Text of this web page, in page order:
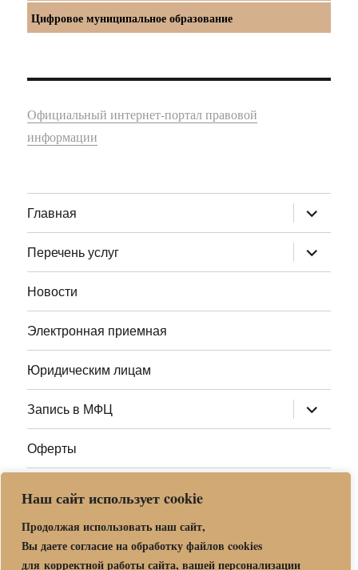
Наш сайт использует cookie
Продолжая использовать наш сайт,
Вы даете согласие на обработку файлов cookies
для корректной работы сайта, вашей персонализации
Цифровое муниципальное образование
Официальный интернет-портал правовой
информации
Главная раскрыть
дочернее
меню
Перечень услуг
раскрыть
дочернее
меню
Новости
Электронная приемная
Юридическим лицам
Запись в МФЦ раскрыть
дочернее
меню
Оферты
Адреса МФЦ МО